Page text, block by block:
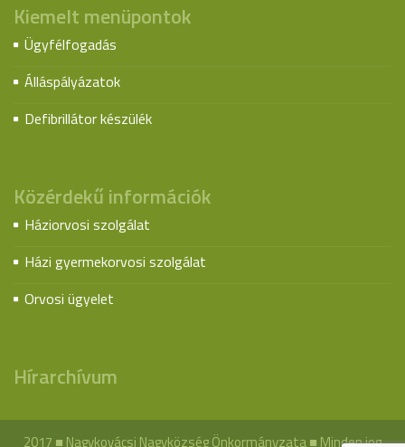
Kiemelt menüpontok
Ügyfélfogadás
Álláspályázatok
Defibrillátor készülék
Közérdekű információk
Háziorvosi szolgálat
Házi gyermekorvosi szolgálat
Orvosi ügyelet
Hírarchívum
2017 ■ Nagykovácsi Nagyközség Önkormányzata ■ Minden jog